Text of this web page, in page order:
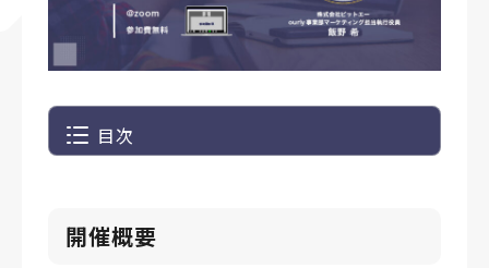
目次
開催概要